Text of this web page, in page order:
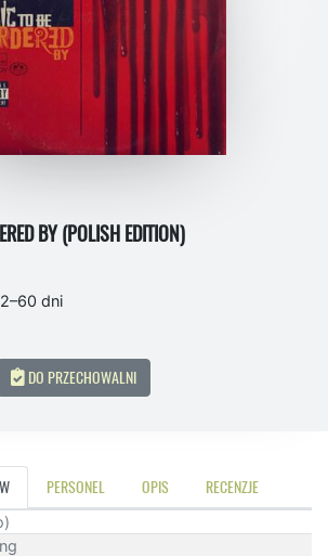
BY (POLISH EDITION)
dni
DO PRZECHOWALNI
PERSONEL OPIS RECENZJE